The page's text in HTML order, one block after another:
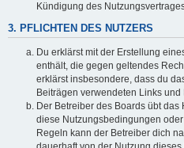
Kündigung des
3. PFLICHTEN DES NUTZERS
Du erklärst mit der Erstellung
enthält, die gegen geltendes
erklärst insbesondere, dass du
Beiträgen verwendeten Links und
Der Betreiber des Boards übt
diese Nutzungsbedingungen
Regeln kann der Betreiber dich